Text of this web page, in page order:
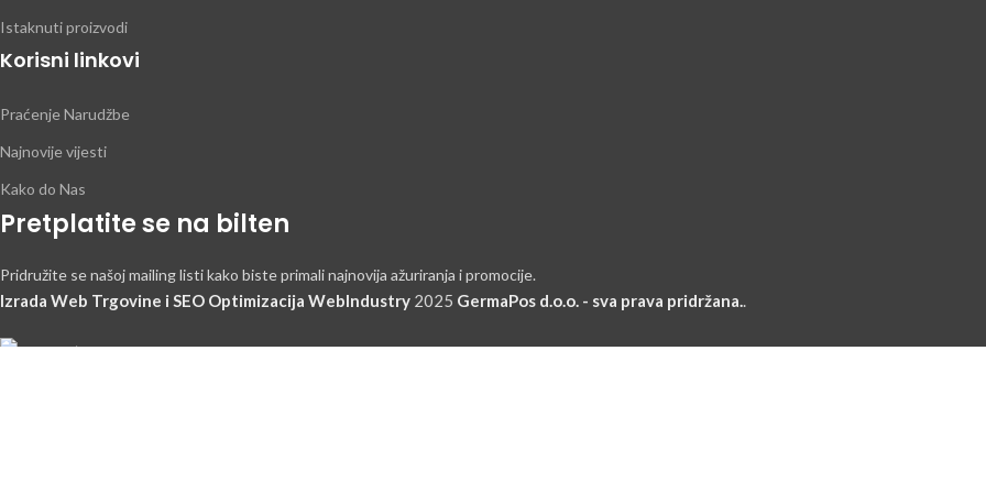
Istaknuti proizvodi
Korisni linkovi
Praćenje Narudžbe
Najnovije vijesti
Kako do Nas
Pretplatite se na bilten
Pridružite se našoj mailing listi kako biste primali najnovija ažuriranja i promocije.
Izrada Web Trgovine i SEO Optimizacija WebIndustry 2025 GermaPos d.o.o. - sva prava pridržana.